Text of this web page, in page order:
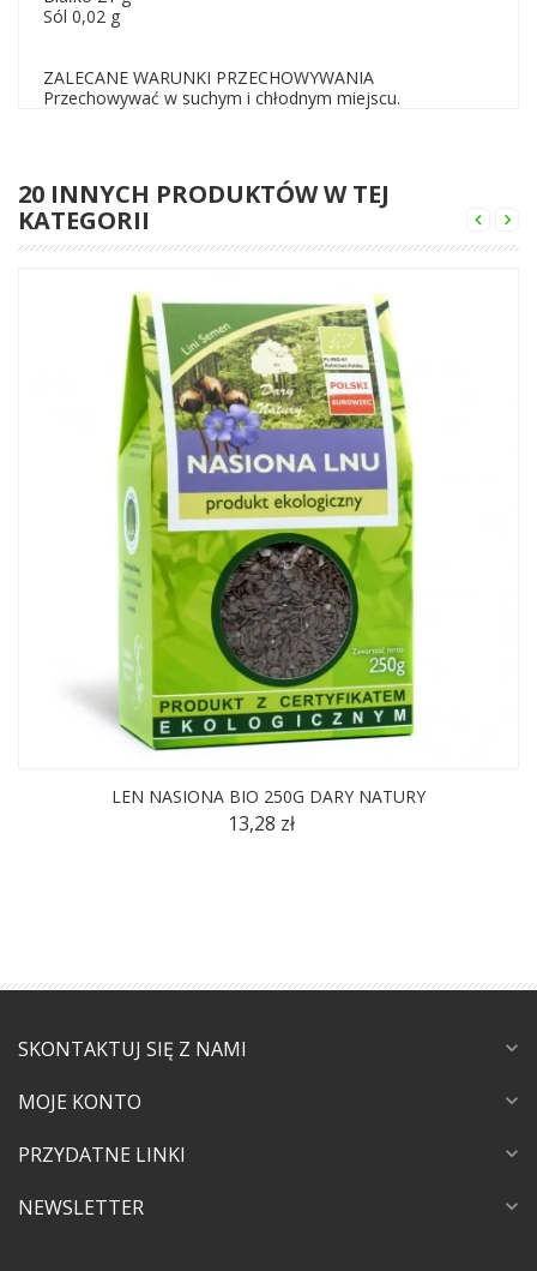
Sól 0,02 g
ZALECANE WARUNKI PRZECHOWYWANIA
Przechowywać w suchym i chłodnym miejscu.
20 INNYCH PRODUKTÓW W TEJ
KATEGORII
LEN NASIONA BIO 250G DARY NATURY
13,28 zł
SKONTAKTUJ SIĘ Z NAMI expand_more
MOJE KONTO expand_more
PRZYDATNE LINKI expand_more
NEWSLETTER expand_more